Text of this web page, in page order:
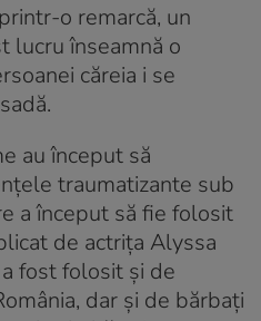
o remarcă, un
lucru înseamnă o
căreia i se
au început să
traumatizante sub
a început să fie folosit
de actrița Alyssa
fost folosit și de
dar și de bărbați